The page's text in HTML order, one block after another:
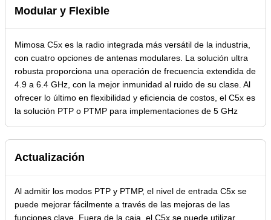
Modular y Flexible
Mimosa C5x es la radio integrada más versátil de la industria,
con cuatro opciones de antenas modulares. La solución ultra
robusta proporciona una operación de frecuencia extendida de
4.9 a 6.4 GHz, con la mejor inmunidad al ruido de su clase. Al
ofrecer lo último en flexibilidad y eficiencia de costos, el C5x es
la solución PTP o PTMP para implementaciones de 5 GHz
Actualización
Al admitir los modos PTP y PTMP, el nivel de entrada C5x se
puede mejorar fácilmente a través de las mejoras de las
funciones clave. Fuera de la caja, el C5x se puede utilizar